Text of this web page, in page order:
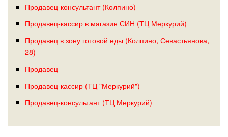
Продавец-консультант (Колпино)
Продавец-кассир в магазин СИН (ТЦ Меркурий)
Продавец в зону готовой еды (Колпино, Севастьянова,
28)
Продавец
Продавец-кассир (ТЦ "Меркурий")
Продавец-консультант (ТЦ Меркурий)